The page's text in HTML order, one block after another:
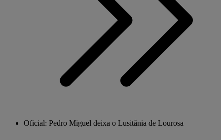
Oficial: Pedro Miguel deixa o Lusitânia de Lourosa